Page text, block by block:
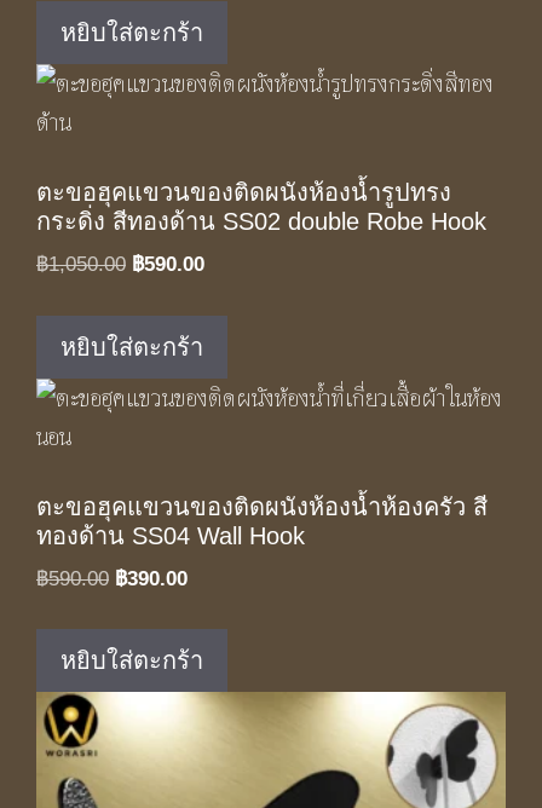
was:
฿350.00.฿229.00.
หยิบใส่ตะกร้า
ตะขอฮุคแขวนของติดผนังห้องน้ำรูปทรง
กระดิ่ง สีทองด้าน SS02 double Robe Hook
฿1,050.00 Original
฿1,050.00.
฿590.00Current
หยิบใส่ตะกร้า
ตะขอฮุคแขวนของติดผนังห้องน้ำห้องครัว สี
ทองด้าน SS04 Wall Hook
฿590.00 Original
was:
฿590.00.
฿390.00Current
฿390.00.
หยิบใส่ตะกร้า